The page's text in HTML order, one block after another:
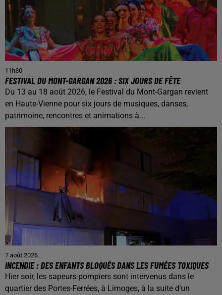
11h30
FESTIVAL DU MONT-GARGAN 2026 : SIX JOURS DE FÊTE
Du 13 au 18 août 2026, le Festival du Mont-Gargan revient
en Haute-Vienne pour six jours de musiques, danses,
patrimoine, rencontres et animations à...
7 août 2026
INCENDIE : DES ENFANTS BLOQUÉS DANS LES FUMÉES TOXIQUES
Hier soir, les sapeurs-pompiers sont intervenus dans le
quartier des Portes-Ferrées, à Limoges, à la suite d’un